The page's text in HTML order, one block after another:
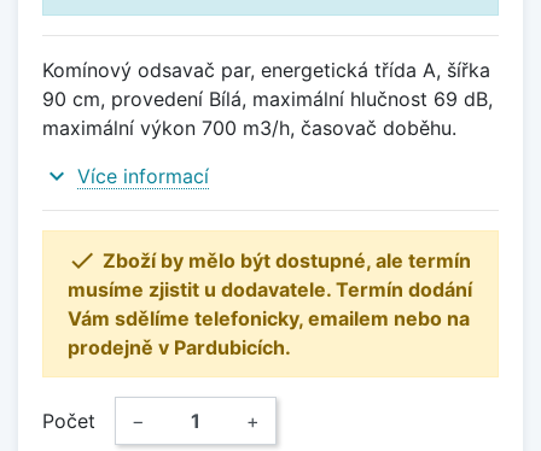
Komínový odsavač par, energetická třída A, šířka
90 cm, provedení Bílá, maximální hlučnost 69 dB,
maximální výkon 700 m3/h, časovač doběhu.
expand_more Více informací
 Zboží by mělo být dostupné, ale termín
musíme zjistit u dodavatele. Termín dodání
Vám sdělíme telefonicky, emailem nebo na
prodejně v Pardubicích.
Počet − +